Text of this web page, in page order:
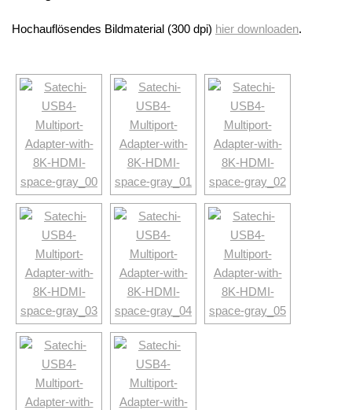
Hochauflösendes Bildmaterial (300 dpi) hier downloaden.